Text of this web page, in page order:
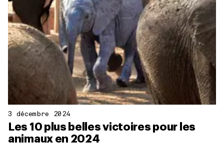
3 décembre 2024
Les 10 plus belles victoires pour les
animaux en 2024